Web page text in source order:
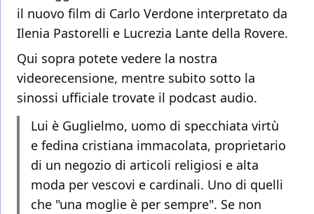
il nuovo film di Carlo Verdone interpretato da
Ilenia Pastorelli e Lucrezia Lante della Rovere.
Qui sopra potete vedere la nostra
videorecensione, mentre subito sotto la
sinossi ufficiale trovate il podcast audio.
Lui è Guglielmo, uomo di specchiata virtù
e fedina cristiana immacolata, proprietario
di un negozio di articoli religiosi e alta
moda per vescovi e cardinali. Uno di quelli
che "una moglie è per sempre". Se non